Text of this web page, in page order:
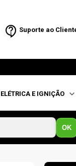
Suporte ao
ELÉTRICA E IGNIÇÃO
OK